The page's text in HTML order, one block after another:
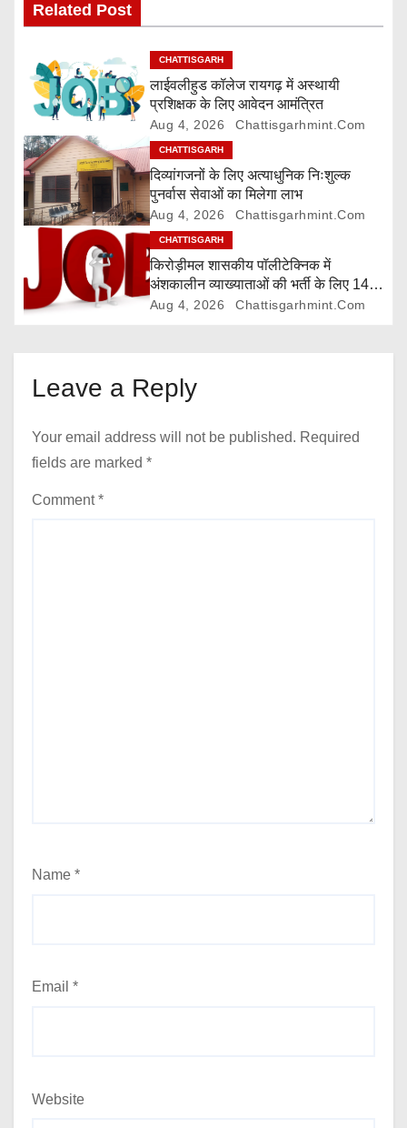
i
g
a
t
i
o
n
Related Post
CHATTISGARH
लाईवलीहुड कॉलेज रायगढ़ में अस्थायी
प्रशिक्षक के लिए आवेदन आमंत्रित
Aug 4, 2026 Chattisgarhmint.com
CHATTISGARH
दिव्यांगजनों के लिए अत्याधुनिक निःशुल्क
पुनर्वास सेवाओं का मिलेगा लाभ
Aug 4, 2026 Chattisgarhmint.com
CHATTISGARH
किरोड़ीमल शासकीय पॉलीटेक्निक में
अंशकालीन व्याख्याताओं की भर्ती के लिए 14
अगस्त तक आवेदन आमंत्रित
Aug 4, 2026 Chattisgarhmint.com
Leave a Reply
Your email address will not be published. Required
fields are marked *
Comment*
Name *
Email *
Website